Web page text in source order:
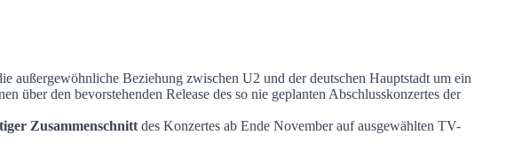
außergewöhnliche Beziehung zwischen U2 und der deutschen Hauptstadt um ein
über den bevorstehenden Release des so nie geplanten Abschlusskonzertes der
Zusammenschnitt des Konzertes ab Ende November auf ausgewählten TV-